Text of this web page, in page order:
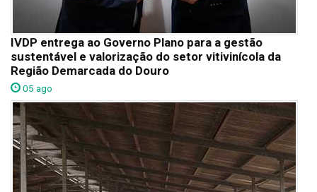
IVDP entrega ao Governo Plano para a gestão
sustentável e valorização do setor vitivinícola da
Região Demarcada do Douro
05 ago